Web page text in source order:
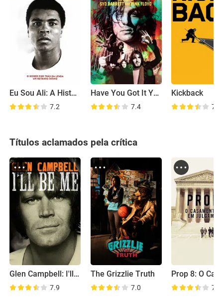
Eu Sou Ali: A História de Muhammad Ali
7.2
Have You Got It Yet? The Story of Syd Barrett and Pink Floyd
7.4
Kickback
7.2
Títulos aclamados pela crítica
Glen Campbell: I'll Be Me
7.9
The Grizzlie Truth
7.0 7.4